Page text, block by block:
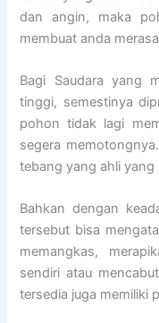
dan angin, maka
membuat anda
Bagi Saudara yang
tinggi, semestinya
pohon tidak lagi
segera
tebang yang ahli yang
Bahkan dengan
tersebut bisa
memangkas,
sendiri atau
tersedia juga memiliki